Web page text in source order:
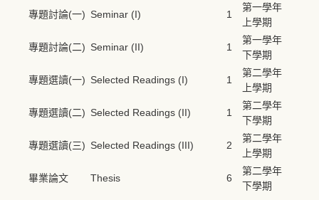
專題討論(一) Seminar (I) 1
第一學年
上學期
專題討論(二) Seminar (II) 1
第一學年
下學期
專題選讀(一) Selected Readings (I) 1
第二學年
上學期
專題選讀(二) Selected Readings (II) 1
第二學年
下學期
專題選讀(三) Selected Readings (III) 2
第二學年
上學期
畢業論文 Thesis 6
第二學年
下學期